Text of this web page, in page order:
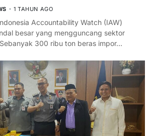
1 TAHUN AGO
Accountability Watch (IAW)
besar yang mengguncang sektor
300 ribu ton beras impor…